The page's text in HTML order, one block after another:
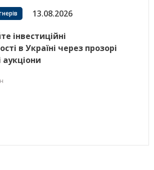
13.08.2026
інвестиційні
в Україні через прозорі
аукціони